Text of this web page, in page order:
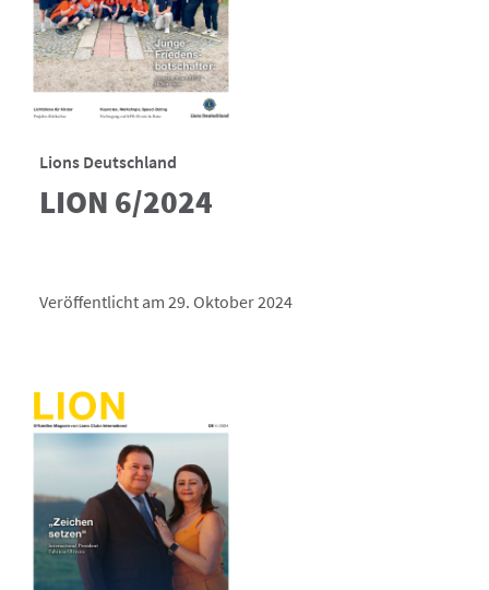
Lions Deutschland
LION 6/2024
Veröffentlicht am 29. Oktober 2024